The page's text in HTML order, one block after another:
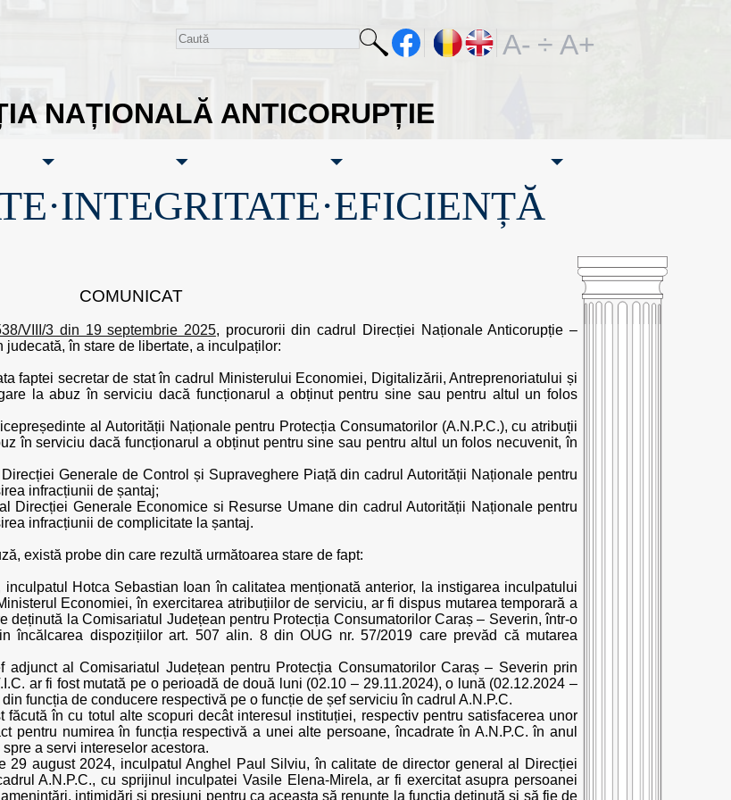
NAȚIONALĂ ANTICORUPȚIE
A- ÷ A+
COMUNICAT
VIII/3 din 19 septembrie 2025, procurorii din cadrul Direcției Naționale Anticorupție –
în stare de libertate, a inculpaților:
faptei secretar de stat în cadrul Ministerului Economiei, Digitalizării, Antreprenoriatului și
la abuz în serviciu dacă funcționarul a obținut pentru sine sau pentru altul un folos
al Autorității Naționale pentru Protecția Consumatorilor (A.N.P.C.), cu atribuții
în serviciu dacă funcționarul a obținut pentru sine sau pentru altul un folos necuvenit, în
Generale de Control și Supraveghere Piață din cadrul Autorității Naționale pentru
infracțiunii de șantaj;
Direcției Generale Economice si Resurse Umane din cadrul Autorității Naționale pentru
infracțiunii de complicitate la șantaj.
există probe din care rezultă următoarea stare de fapt:
Hotca Sebastian Ioan în calitatea menționată anterior, la instigarea inculpatului
Economiei, în exercitarea atribuțiilor de serviciu, ar fi dispus mutarea temporară a
deținută la Comisariatul Județean pentru Protecția Consumatorilor Caraș – Severin, într-o
încălcarea dispozițiilor art. 507 alin. 8 din OUG nr. 57/2019 care prevăd că mutarea
al Comisariatul Județean pentru Protecția Consumatorilor Caraș – Severin prin
ar fi fost mutată pe o perioadă de două luni (02.10 – 29.11.2024), o lună (02.12.2024 –
funcția de conducere respectivă pe o funcție de șef serviciu în cadrul A.N.P.C.
făcută în cu totul alte scopuri decât interesul instituției, respectiv pentru satisfacerea unor
pentru numirea în funcția respectivă a unei alte persoane, încadrate în A.N.P.C. în anul
a servi intereselor acestora.
29 august 2024, inculpatul Anghel Paul Silviu, în calitate de director general al Direcției
A.N.P.C., cu sprijinul inculpatei Vasile Elena-Mirela, ar fi exercitat asupra persoanei
intimidări și presiuni pentru ca aceasta să renunțe la funcția deținută și să fie de